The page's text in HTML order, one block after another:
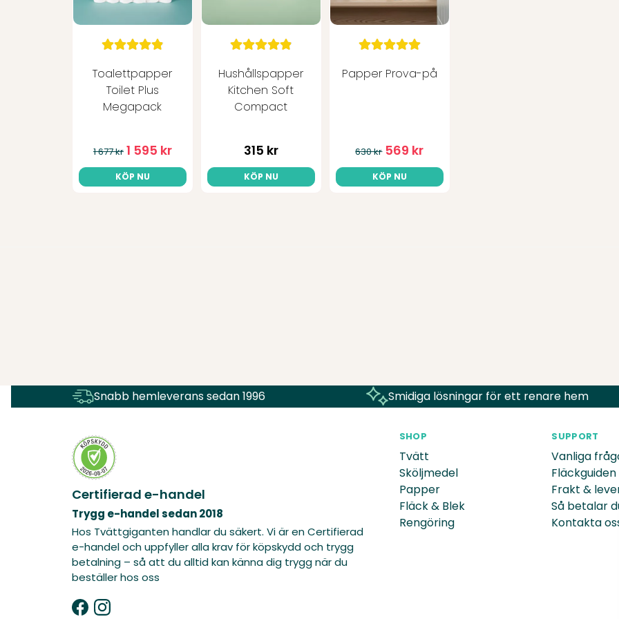
Toalettpapper
Toilet Plus
Megapack
1 677 kr 1 595 kr
KÖP NU
Hushållspapper
Kitchen Soft
Compact
315 kr
KÖP NU
Papper Prova-på
630 kr 569 kr
KÖP NU
Snabb hemleverans sedan 1996 Smidiga lösningar för ett renare hem
Certifierad e-handel
Trygg e-handel sedan 2018
Hos Tvättgiganten handlar du säkert. Vi är en Certifierad
e-handel och uppfyller alla krav för köpskydd och trygg
betalning – så att du alltid kan känna dig trygg när du
beställer hos oss
SHOP
Tvätt
Sköljmedel
Papper
Fläck & Blek
Rengöring
SUPPORT
Vanliga
Fläckguiden
Frakt &
Så betalar
Kontakta